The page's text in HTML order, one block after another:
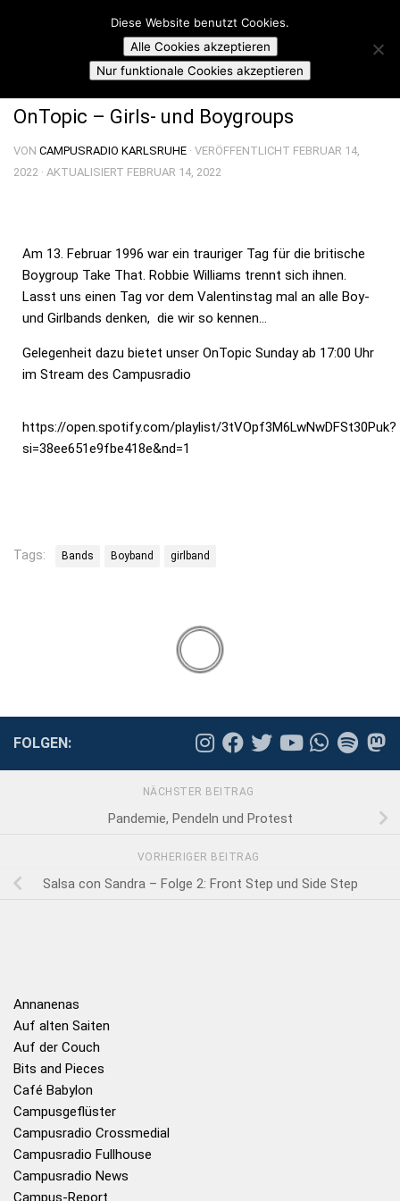
Skip to content
Campusradio Karlsruhe
ON TOPIC SUNDAY
OnTopic – Girls- und Boygroups
VON CAMPUSRADIO KARLSRUHE · VERÖFFENTLICHT FEBRUAR 14,
2022 · AKTUALISIERT FEBRUAR 14, 2022
Am 13. Februar 1996 war ein trauriger Tag für die britische
Boygroup Take That. Robbie Williams trennt sich ihnen.
Lasst uns einen Tag vor dem Valentinstag mal an alle Boy-
und Girlbands denken, die wir so kennen…
Gelegenheit dazu bietet unser OnTopic Sunday ab 17:00 Uhr
im Stream des Campusradio
https://open.spotify.com/playlist/3tVOpf3M6LwNwDFSt30Puk?
si=38ee651e9fbe418e&nd=1
Tags: Bands Boyband girlband
FOLGEN:
NÄCHSTER BEITRAG
Pandemie, Pendeln und Protest
VORHERIGER BEITRAG
Salsa con Sandra – Folge 2: Front Step und Side Step
Annanenas
Auf alten Saiten
Auf der Couch
Bits and Pieces
Café Babylon
Campusgeflüster
Campusradio Crossmedial
Campusradio Fullhouse
Campusradio News
Campus-Report
Diese Website benutzt Cookies.
Alle Cookies akzeptieren
Nur funktionale Cookies akzeptieren